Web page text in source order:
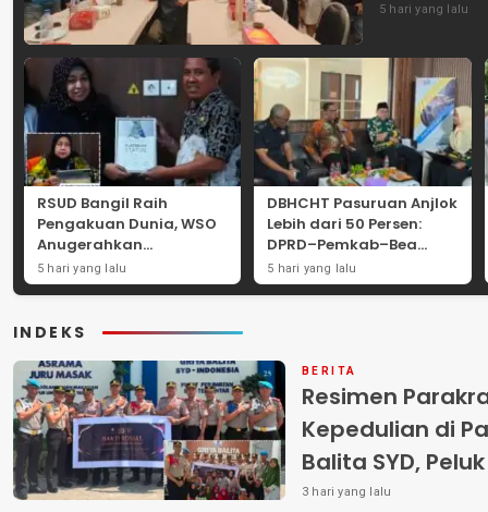
5 hari yang lalu
RSUD Bangil Raih
Pengakuan Dunia, WSO
Anugerahkan
Penghargaan
Internasional untuk
5 hari yang lalu
DBHCHT Pasuruan Anjlok
Lebih dari 50 Persen:
DPRD–Pemkab–Bea
Cukai Perkuat Perang
Melawan Peredaran
5 hari yang lalu
INDEKS
BERITA
Resimen
Kepedulian di
Balita SYD,
Terlantar
3 hari yang lalu